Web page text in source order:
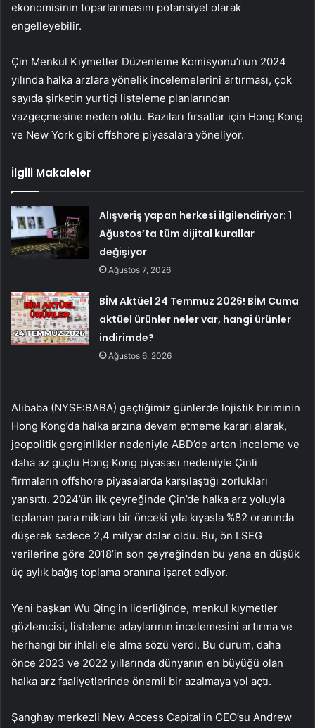
ekonomisinin toparlanmasını potansiyel olarak
engelleyebilir.
Çin Menkul Kıymetler Düzenleme Komisyonu’nun 2024
yılında halka arzlara yönelik incelemelerini artırması, çok
sayıda şirketin yurtiçi listeleme planlarından
vazgeçmesine neden oldu. Bazıları fırsatlar için Hong Kong
ve New York gibi offshore piyasalara yöneliyor.
İlgili Makaleler
Alışveriş yapan herkesi ilgilendiriyor: 1
Ağustos’ta tüm dijital kurallar
değişiyor
Ağustos 7, 2026
BİM Aktüel 24 Temmuz 2026! BİM Cuma
aktüel ürünler neler var, hangi ürünler
indirimde?
Ağustos 6, 2026
Alibaba (NYSE:BABA) geçtiğimiz günlerde lojistik biriminin
Hong Kong’da halka arzına devam etmeme kararı alarak,
jeopolitik gerginlikler nedeniyle ABD’de artan inceleme ve
daha az güçlü Hong Kong piyasası nedeniyle Çinli
firmaların offshore piyasalarda karşılaştığı zorlukları
yansıttı. 2024’ün ilk çeyreğinde Çin’de halka arz yoluyla
toplanan para miktarı bir önceki yıla kıyasla %82 oranında
düşerek sadece 2,4 milyar dolar oldu. Bu, ön LSEG
verilerine göre 2018’in son çeyreğinden bu yana en düşük
üç aylık bağış toplama oranına işaret ediyor.
Yeni başkan Wu Qing’in liderliğinde, menkul kıymetler
gözlemcisi, listeleme adaylarının incelemesini artırma ve
herhangi bir ihlali ele alma sözü verdi. Bu durum, daha
önce 2023 ve 2022 yıllarında dünyanın en büyüğü olan
halka arz faaliyetlerinde önemli bir azalmaya yol açtı.
Şanghay merkezli New Access Capital’in CEO’su Andrew